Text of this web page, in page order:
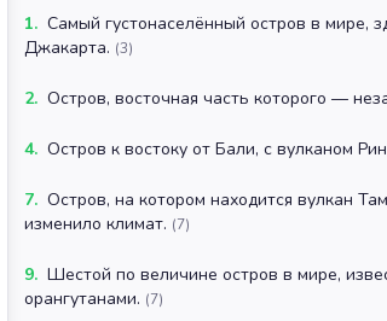
1. Самый густонаселённый остров в мире,
Джакарта. (3)
2. Остров, восточная часть которого —
4. Остров к востоку от Бали, с вулканом
7. Остров, на котором находится вулкан
изменило климат. (7)
9. Шестой по величине остров в мире,
орангутанами. (7)